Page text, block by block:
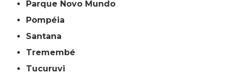
Parque Novo Mundo
Pompéia
Santana
Tremembé
Tucuruvi